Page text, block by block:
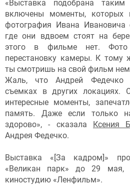
«Выставка подобрана
включены моменты,
фотография Ивана
где они вдвоем стоят на
этого в фильме нет.
перестановку камеры. К тому
ты смотришь на свой фильм
Жаль, что Андрей Федечко
съемках в других локациях.
интересные моменты,
память. Даже если только
здорово», - сказала
Ксения
Андрея Федечко.
Выставка «[За кадром]»
«Великан парк» до 29 мая,
киностудию «Ленфильм».